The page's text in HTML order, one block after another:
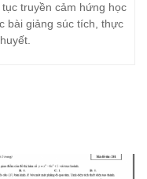
truyền cảm hứng học
bài giảng súc tích, thực